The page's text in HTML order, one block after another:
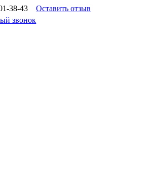
38-43
звонок
Оставить отзыв